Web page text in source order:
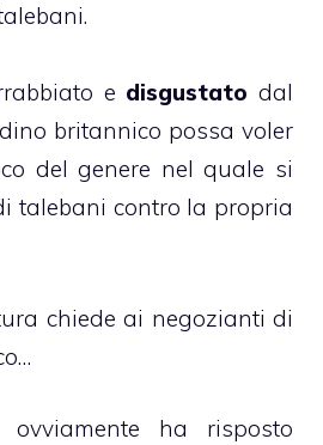
e disgustato dal
britannico possa voler
del genere nel quale si
talebani contro la propria
chiede ai negozianti di
ovviamente ha risposto